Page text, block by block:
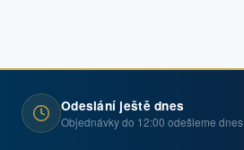
Odeslání ještě dnes
Objednávky do 12:00 odešleme dnes